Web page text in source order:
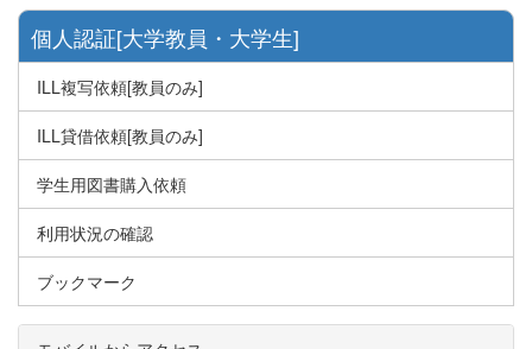
個人認証[大学教員・大学生]
ILL複写依頼[教員のみ]
ILL貸借依頼[教員のみ]
学生用図書購入依頼
利用状況の確認
ブックマーク